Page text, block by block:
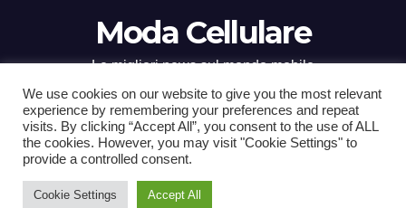
Moda Cellulare
Le migliori news sul mondo mobile
Proudly powered by WordPress| Tema: Newsup diThemeansar
Home ContactCONTATTI
We use cookies on our website to give you the most relevant
experience by remembering your preferences and repeat
visits. By clicking “Accept All”, you consent to the use of ALL
the cookies. However, you may visit "Cookie Settings" to
provide a controlled consent.
Cookie Settings Accept All